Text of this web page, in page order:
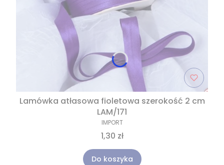
Lamówka atłasowa fioletowa szerokość 2 cm
LAM/171
IMPORT
1,30 zł
Do koszyka